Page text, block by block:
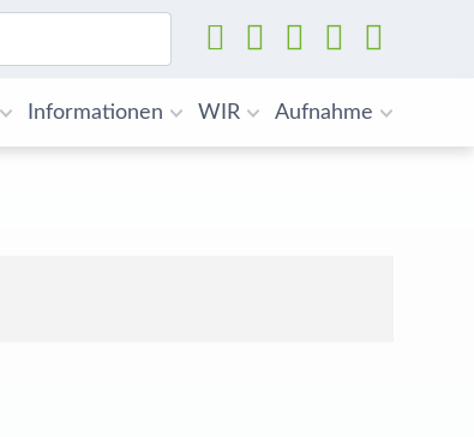
Suchen
Informationen WIR Aufnahme